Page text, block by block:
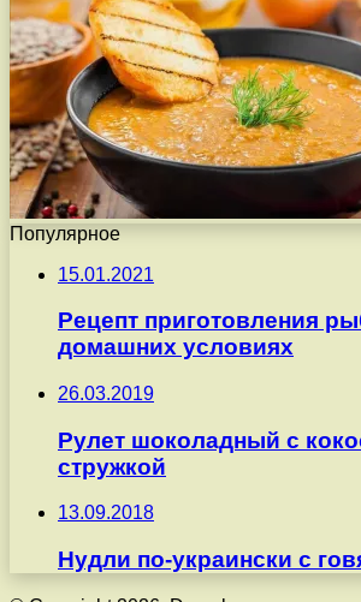
Популярное
15.01.2021
Рецепт приготовления
домашних условиях
26.03.2019
Рулет шоколадный с
стружкой
13.09.2018
Нудли по-украински с